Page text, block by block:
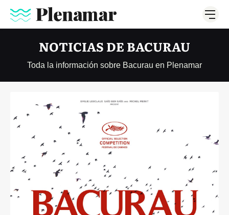
NOTICIAS DE BACURAU
Toda la información sobre Bacurau en Plenamar